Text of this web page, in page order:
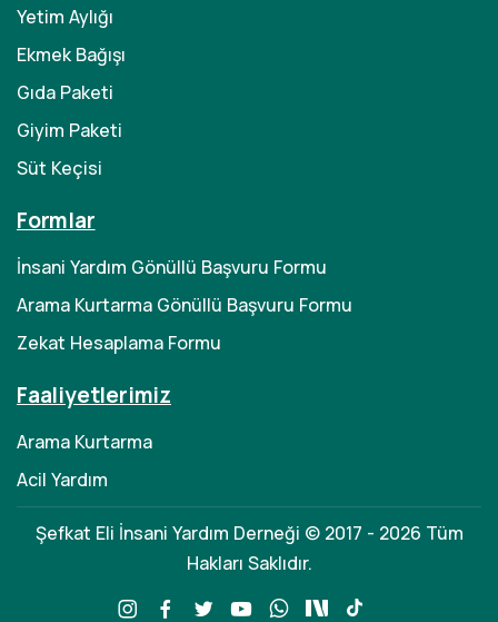
Yetim Aylığı
Ekmek Bağışı
Gıda Paketi
Giyim Paketi
Süt Keçisi
Formlar
İnsani Yardım Gönüllü Başvuru Formu
Arama Kurtarma Gönüllü Başvuru Formu
Zekat Hesaplama Formu
Faaliyetlerimiz
Arama Kurtarma
Acil Yardım
Şefkat Eli İnsani Yardım Derneği © 2017 - 2026 Tüm
Hakları Saklıdır.